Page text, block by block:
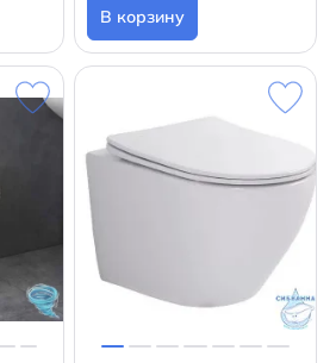
В корзину